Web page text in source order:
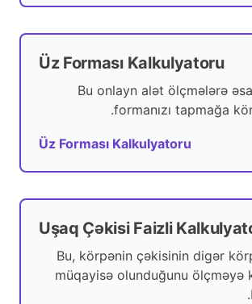
Üz Forması Kalkulyatoru
Bu onlayn alət ölçmələrə
formanızı tapmağa
Üz Forması Kalkulyatoru
Uşaq Çəkisi Faizli
Bu, körpənin çəkisinin digər
müqayisə olunduğunu ölçməyə